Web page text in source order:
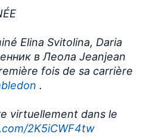
Elina Svitolina, Daria
в Леола Jeanjean
fois de sa carrière
.
virtuellement dans le
2K5iCWF4tw